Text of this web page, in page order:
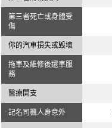
第三者死亡或身體受
傷
你的汽車損失或毀壞
拖車及維修後還車服
務
醫療開支
記名司機人身意外